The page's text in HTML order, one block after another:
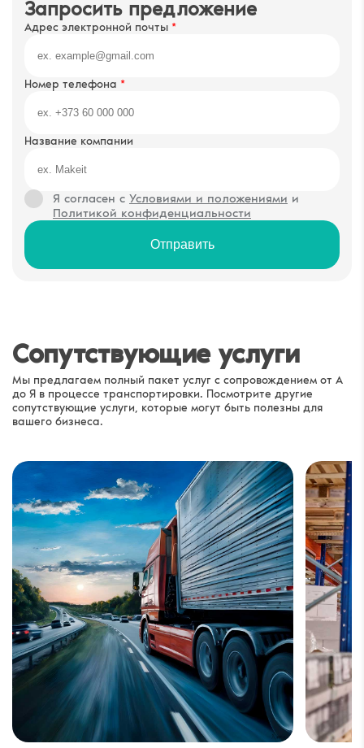
Запросить предложение
Адрес электронной почты *
Номер телефона *
Название компании
Я согласен с Условиями и положениями и
Политикой конфиденциальности
Отправить
Сопутствующие услуги
Мы предлагаем полный пакет услуг с сопровождением от А
до Я в процессе транспортировки. Посмотрите другие
сопутствующие услуги, которые могут быть полезны для
вашего бизнеса.